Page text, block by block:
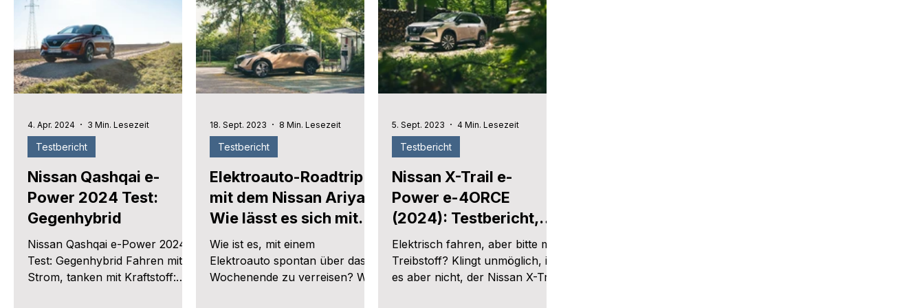
Nissan Qashqai e-
Power 2024 Test:
Gegenhybrid
Nissan Qashqai e-Power 2024
Test: Gegenhybrid Fahren mit
Strom, tanken mit Kraftstoff:
Testbericht
4. Apr. 2024 3 Min. Lesezeit
Elektroauto-Roadtrip
mit dem Nissan Ariya:
Wie lässt es sich mit
dem Elektroauto
verreisen?
Wie ist es, mit einem
Elektroauto spontan über das
Wochenende zu verreisen? Wir
Testbericht
18. Sept. 2023 8 Min. Lesezeit
Nissan X-Trail e-
Power e-4ORCE
(2024): Testbericht,
Österreich-Preis und
technische Daten
Elektrisch fahren, aber bitte mit
Treibstoff? Klingt unmöglich, ist
es aber nicht, der Nissan X-Trail
Testbericht
5. Sept. 2023 4 Min. Lesezeit